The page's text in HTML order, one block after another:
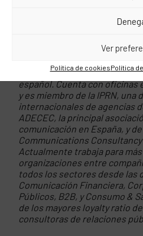
Ver
Política de cookiesPolítica
tradicionales offline. La
Fundada en
comunicación y estrategia
español. Cuenta con oficinas
y es miembro de la IPRN,
internacionales de agencias
ADECEC, la principal
comunicación en España, y
Communications
Actualmente trabaja para
organizaciones entre
todos los sectores desde las
Comunicación Financiera,
Públicos, B2B, y Consumo &
de los mayores loyalty ratio
consultoras de relaciones